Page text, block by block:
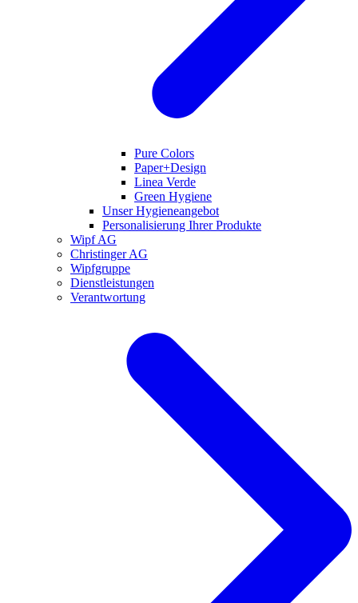
Pure Colors
Paper+Design
Linea Verde
Green Hygiene
Unser Hygieneangebot
Personalisierung Ihrer Produkte
Wipf AG
Christinger AG
Wipfgruppe
Dienstleistungen
Verantwortung